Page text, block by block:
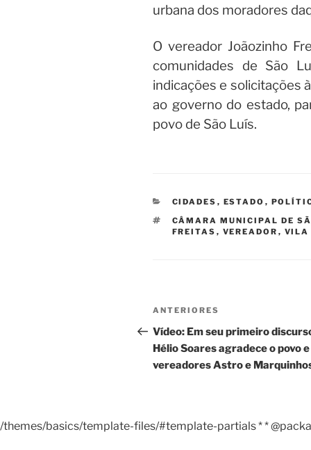
urbana dos moradores
O vereador Joãozinho
comunidades de São
indicações e solicitações
ao governo do estado,
povo de São Luís.
CATEGORIAS
CIDADES , ESTADO ,
TAGS
CÂMARA MUNICIPAL DE
FREITAS , VEREADOR , VILA
Navegação
de
Post
Post
anterior
ANTERIORES
Vídeo: Em seu primeiro
Hélio Soares agradece o povo
vereadores Astro e
/themes/basics/template-files/#template-partials * *